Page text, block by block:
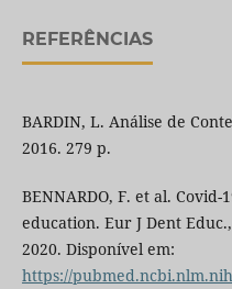
REFERÊNCIAS
BARDIN, L. Análise de
2016. 279 p.
BENNARDO, F. et al.
education. Eur J Dent
2020. Disponível em:
https://